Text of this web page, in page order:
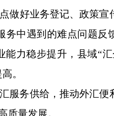
做好业务登记、政策宣
中遇到的难点问题反
力稳步提升，县域“
。
服务供给，推动外汇便
质量发展。